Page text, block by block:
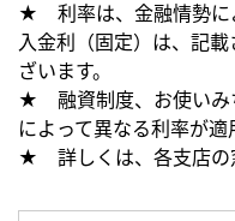
★ 利率は、金融情勢に
入金利（固定）は、記
ざいます。
★ 融資制度、お使いみ
によって異なる利率が適
★ 詳しくは、各支店の